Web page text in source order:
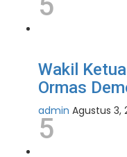
Wakil
Ormas
admin Agustus 3,
5